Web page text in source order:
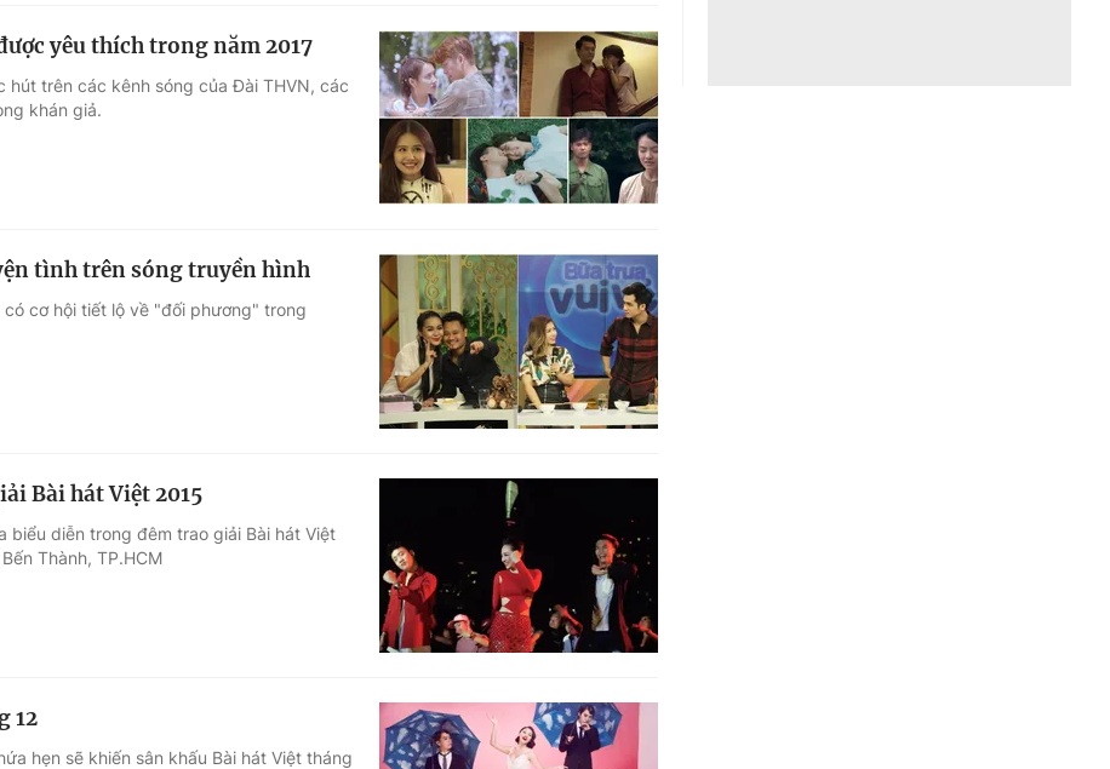
yêu thích trong năm 2017
trên các kênh sóng của Đài THVN, các
khán giả.
tình trên sóng truyền hình
cơ hội tiết lộ về "đối phương" trong
Bài hát Việt 2015
biểu diễn trong đêm trao giải Bài hát Việt
Thành, TP.HCM
12
hẹn sẽ khiến sân khấu Bài hát Việt tháng